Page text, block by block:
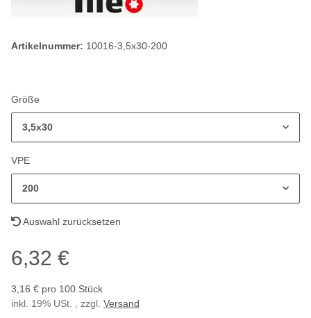
Artikelnummer: 10016-3,5x30-200
Größe
3,5x30
VPE
200
Auswahl zurücksetzen
6,32 €
3,16 € pro 100 Stück
inkl. 19% USt. , zzgl. Versand